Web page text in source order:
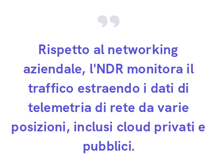
Rispetto al networking
aziendale, l'NDR monitora il
traffico estraendo i dati di
telemetria di rete da varie
posizioni, inclusi cloud privati e
pubblici.